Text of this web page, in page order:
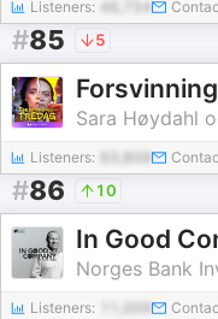
Listeners: 46,754
#85 5
Sara Høydahl
Listeners:
#86 10
Norges Bank
Listeners: